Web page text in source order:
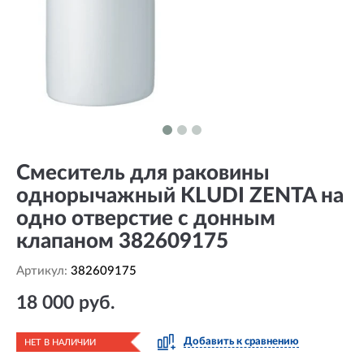
Смеситель для раковины
однорычажный KLUDI ZENTA на
одно отверстие с донным
клапаном 382609175
Артикул: 382609175
18 000 руб.
НЕТ В НАЛИЧИИ Добавить к сравнению